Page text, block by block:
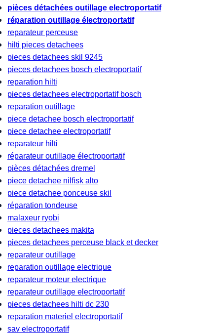
pièces détachées outillage electroportatif
réparation outillage électroportatif
reparateur perceuse
hilti pieces detachees
pieces detachees skil 9245
pieces detachees bosch electroportatif
reparation hilti
pieces detachees electroportatif bosch
reparation outillage
piece detachee bosch electroportatif
piece detachee electroportatif
reparateur hilti
réparateur outillage électroportatif
pièces détachées dremel
piece detachee nilfisk alto
piece detachee ponceuse skil
réparation tondeuse
malaxeur ryobi
pieces detachees makita
pieces detachees perceuse black et decker
reparateur outillage
reparation outillage electrique
reparateur moteur electrique
reparateur outillage electroportatif
pieces detachees hilti dc 230
reparation materiel electroportatif
sav electroportatif